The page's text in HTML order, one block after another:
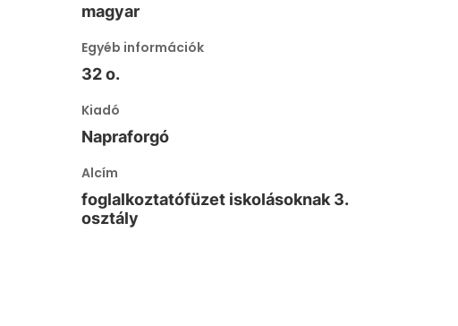
magyar
Egyéb információk
32 o.
Kiadó
Napraforgó
Alcím
foglalkoztatófüzet iskolásoknak 3.
osztály